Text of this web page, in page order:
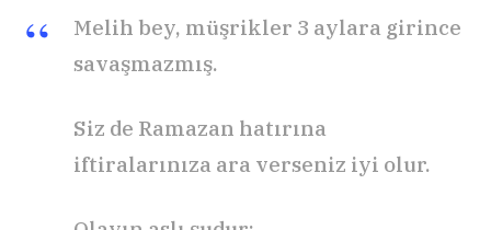
Melih bey, müşrikler 3 aylara girince
savaşmazmış.
Siz de Ramazan hatırına
iftiralarınıza ara verseniz iyi olur.